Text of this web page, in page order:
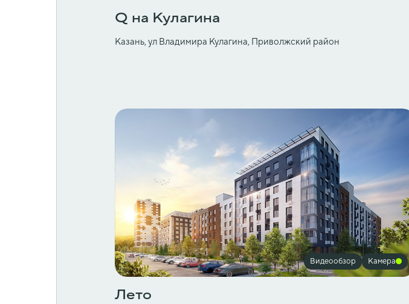
Q на Кулагина
Казань, ул Владимира Кулагина, Приволжский район
Видеообзор Камера
Лето